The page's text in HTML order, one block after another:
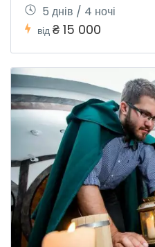
5 днів / 4 ночі
від ₴ 15 000